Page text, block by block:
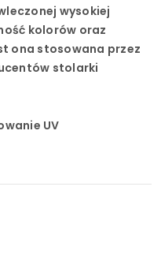
wysokiej
kolorów oraz
ona stosowana przez
stolarki
UV